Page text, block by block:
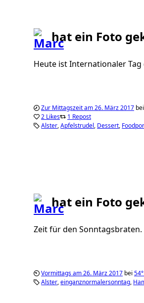
hat ein Foto
Heute ist Internationaler
Zur Mittagszeit am 26. März 2017 bei
2 Likes
1 Repost
Alster Apfelstrudel Dessert
hat ein Foto
Zeit für den
Vormittags am 26. März 2017 bei 54°
Alster einganznormalersonntag